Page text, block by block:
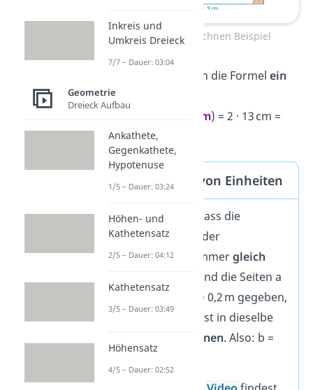
Umfang berechnen Beispiel
die Werte in die Formel ein
und
4 cm) = 2 · 13 cm =
26 cm
Umrechnen von Einheiten
Achte darauf, dass die
Maßeinheiten
der
Seitenlängen immergleich
sein müssen. Sind die Seiten a
= 10 cm und b = 0,2 m gegeben,
musst du sie erst in dieselbe
umrechnen. Also: b =
Inkreis und
Umkreis Dreieck
7/7 – Dauer: 03:04
Geometrie
Dreieck Aufbau
Ankathete,
Gegenkathete,
Hypotenuse
1/5 – Dauer: 03:24
Höhen- und
Kathetensatz
2/5 – Dauer: 04:12
Kathetensatz
3/5 – Dauer: 03:49
Höhensatz
4/5 – Dauer: 02:52